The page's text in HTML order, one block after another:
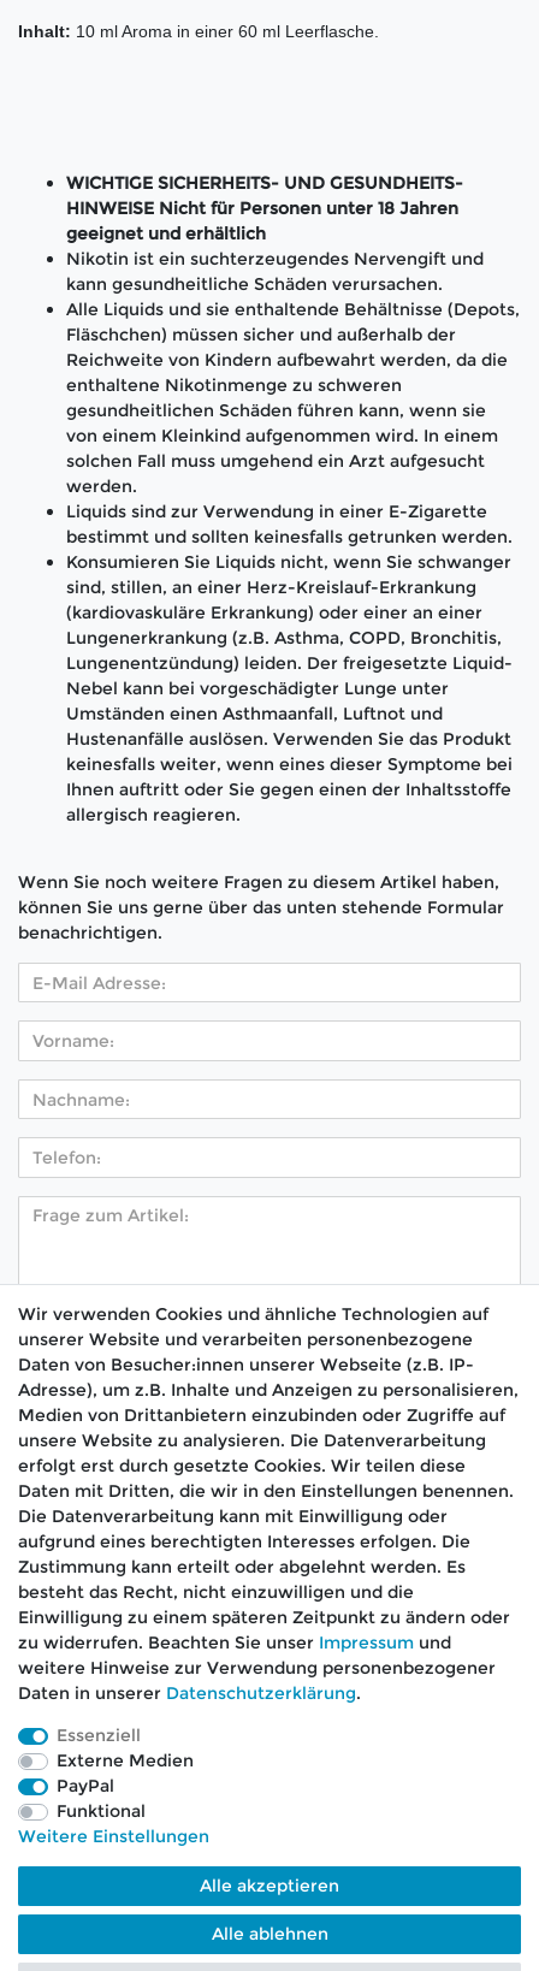
Inhalt: 10 ml Aroma in einer 60 ml Leerflasche.
WICHTIGE SICHERHEITS- UND GESUNDHEITS-
HINWEISE Nicht für Personen unter 18 Jahren
geeignet und erhältlich
Nikotin ist ein suchterzeugendes Nervengift und
kann gesundheitliche Schäden verursachen.
Alle Liquids und sie enthaltende Behältnisse (Depots,
Fläschchen) müssen sicher und außerhalb der
Reichweite von Kindern aufbewahrt werden, da die
enthaltene Nikotinmenge zu schweren
gesundheitlichen Schäden führen kann, wenn sie
von einem Kleinkind aufgenommen wird. In einem
solchen Fall muss umgehend ein Arzt aufgesucht
werden.
Liquids sind zur Verwendung in einer E-Zigarette
bestimmt und sollten keinesfalls getrunken werden.
Konsumieren Sie Liquids nicht, wenn Sie schwanger
sind, stillen, an einer Herz-Kreislauf-Erkrankung
(kardiovaskuläre Erkrankung) oder einer an einer
Lungenerkrankung (z.B. Asthma, COPD, Bronchitis,
Lungenentzündung) leiden. Der freigesetzte Liquid-
Nebel kann bei vorgeschädigter Lunge unter
Umständen einen Asthmaanfall, Luftnot und
Hustenanfälle auslösen. Verwenden Sie das Produkt
keinesfalls weiter, wenn eines dieser Symptome bei
Ihnen auftritt oder Sie gegen einen der Inhaltsstoffe
allergisch reagieren.
Wenn Sie noch weitere Fragen zu diesem Artikel haben,
können Sie uns gerne über das unten stehende Formular
benachrichtigen.
Hiermit bestätige ich, dass ich dieDaten­schutz­
erklärung gelesen habe. *
Absenden
🚚 Schneller Versand
📦 Kostenloser Versand ab 75 €
📞 Kostenlose Beratung per Telefon &
WhatsApp
Impressum
Barrierefreiheitserklärung
VERTRAG WIDERRUFEN Kontakt
Wir verwenden Cookies und ähnliche Technologien auf
unserer Website und verarbeiten personenbezogene
Daten von Besucher:innen unserer Webseite (z.B. IP-
Adresse), um z.B. Inhalte und Anzeigen zu personalisieren,
Medien von Drittanbietern einzubinden oder Zugriffe auf
unsere Website zu analysieren. Die Datenverarbeitung
erfolgt erst durch gesetzte Cookies. Wir teilen diese
Daten mit Dritten, die wir in den Einstellungen benennen.
Die Datenverarbeitung kann mit Einwilligung oder
aufgrund eines berechtigten Interesses erfolgen. Die
Zustimmung kann erteilt oder abgelehnt werden. Es
besteht das Recht, nicht einzuwilligen und die
Einwilligung zu einem späteren Zeitpunkt zu ändern oder
zu widerrufen. Beachten Sie unser Impressum und
weitere Hinweise zur Verwendung personenbezogener
Daten in unserer Daten­schutz­erklärung.
Essenziell
Externe Medien
PayPal
Funktional
Weitere Einstellungen
Alle akzeptieren
Alle ablehnen